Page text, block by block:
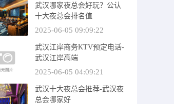
武汉哪家夜总会好玩？公认
十大夜总会排名值
2025-06-05 09:09:22
武汉江岸商务KTV预定电话-
武汉江岸高端
2025-06-05 04:09:21
武汉十大夜总会推荐-武汉夜
总会哪家好